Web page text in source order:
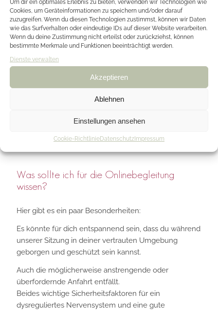
Um dir ein optimales Erlebnis zu bieten, verwenden wir Technologien wie
Cookies, um Geräteinformationen zu speichern und/oder darauf
zuzugreifen. Wenn du diesen Technologien zustimmst, können wir Daten
wie das Surfverhalten oder eindeutige IDs auf dieser Website verarbeiten.
Wenn du deine Zustimmung nicht erteilst oder zurückziehst, können
bestimmte Merkmale und Funktionen beeinträchtigt werden.
Dienste verwalten
Akzeptieren
Ablehnen
Einstellungen ansehen
Cookie-RichtlinieDatenschutz Impressum
sicher sein, dass wir gemeinsam auch dafür einen
guten Weg finden.
Grundsätzlich gilt, dass für Absagen weniger als 24
(online 20 €) berechnet wird.
Gibt es eine Schweigepflicht?
Ja, von dieser kann ich nur durch dich selbst
entbunden werden.
Was sollte ich für die Onlinebegleitung
wissen?
Hier gibt es ein paar Besonderheiten:
Es könnte für dich entspannend sein, dass du während
unserer Sitzung in deiner vertrauten Umgebung
geborgen und geschützt sein kannst.
Auch die möglicherweise anstrengende oder
überfordernde Anfahrt entfällt.
Beides wichtige Sicherheitsfaktoren für ein
dysreguliertes Nervensystem und eine gute